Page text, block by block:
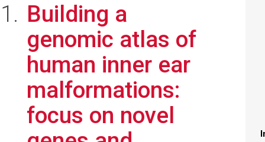
Building a
genomic atlas of
human inner ear
malformations:
focus on novel